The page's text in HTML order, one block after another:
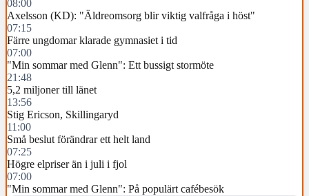
08:00
Axelsson (KD): "Äldreomsorg blir viktig valfråga i höst"
07:15
Färre ungdomar klarade gymnasiet i tid
07:00
"Min sommar med Glenn": Ett bussigt stormöte
21:48
5,2 miljoner till länet
13:56
Stig Ericson, Skillingaryd
11:00
Små beslut förändrar ett helt land
07:25
Högre elpriser än i juli i fjol
07:00
"Min sommar med Glenn": På populärt cafébesök